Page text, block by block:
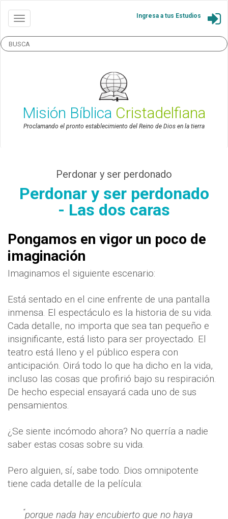
Ingresa a tus Estudios
Misión Bíblica Cristadelfiana
Proclamando el pronto establecimiento del Reino de Dios en la tierra
Perdonar y ser perdonado
Perdonar y ser perdonado
- Las dos caras
Pongamos en vigor un poco de
imaginación
Imaginamos el siguiente escenario:
Está sentado en el cine enfrente de una pantalla
inmensa. El espectáculo es la historia de su vida.
Cada detalle, no importa que sea tan pequeño e
insignificante, está listo para ser proyectado. El
teatro está lleno y el público espera con
anticipación. Oirá todo lo que ha dicho en la vida,
incluso las cosas que profirió bajo su respiración.
De hecho especial ensayará cada uno de sus
pensamientos.
¿Se siente incómodo ahora? No querría a nadie
saber estas cosas sobre su vida.
Pero alguien, sí, sabe todo. Dios omnipotente
tiene cada detalle de la película:
“porque nada hay encubierto que no haya